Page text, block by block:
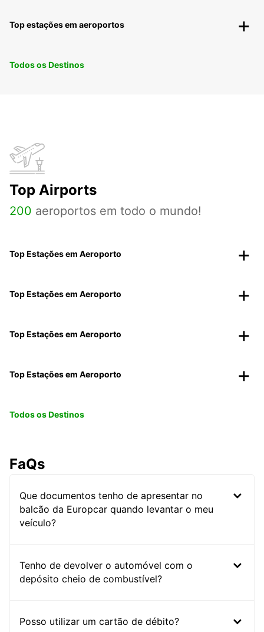
Top estações em aeroportos
Todos os Destinos
Top Airports
200 aeroportos em todo o mundo!
Top Estações em Aeroporto
Top Estações em Aeroporto
Top Estações em Aeroporto
Top Estações em Aeroporto
Todos os Destinos
FaQs
Que documentos tenho de apresentar no
balcão da Europcar quando levantar o meu
veículo?
Tenho de devolver o automóvel com o
depósito cheio de combustível?
Posso utilizar um cartão de débito?